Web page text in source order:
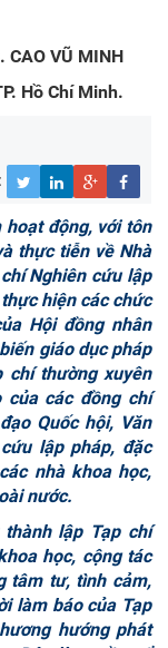
CAO VŨ MINH
Hồ Chí Minh.
hoạt động, với tôn
thực tiễn về Nhà
Nghiên cứu lập
hiện các chức
Hội đồng nhân
giáo dục pháp
chí thường xuyên
các đồng chí
Quốc hội, Văn
lập pháp, đặc
nhà khoa học,
nước.
lập Tạp chí
học, cộng tác
tâm tư, tình cảm,
làm báo của Tạp
hướng phát